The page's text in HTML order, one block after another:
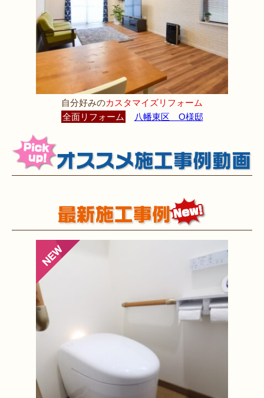
自分好みのカスタマイズリフォーム
全面リフォーム
八幡東区 O様邸